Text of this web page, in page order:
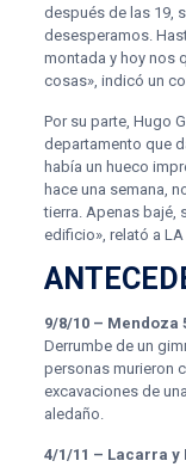
después de las 19,
desesperamos.
montada y hoy nos
cosas», indicó un
Por su parte, Hugo
departamento que
había un hueco
hace una semana,
tierra. Apenas bajé,
edificio», relató a LA
9/8/10 – Mendoza
Derrumbe de un
personas murieron
excavaciones de
aledaño.
4/1/11 – Lacarra y